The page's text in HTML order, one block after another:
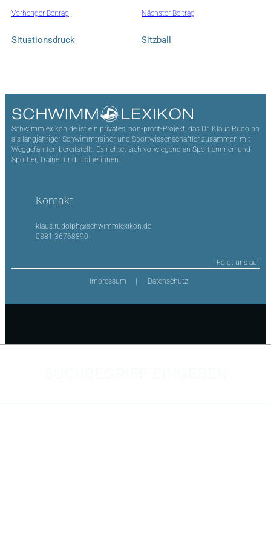
Vorheriger Beitrag
Situationsdruck
Nächster Beitrag
Sitzball
Schwimmlexikon.de ist ein privates, non-profit-Projekt, das Dr. Klaus Rudolph
als langjähriger Schwimmtrainer und Sportwissenschaftler zusammen mit
Weggefährten bereitstellt. Es richtet sich vorwiegend an Sportlerinnen und
Sportler, Trainer und Trainerinnen.
Kontakt
klaus.rudolph@schwimmlexikon.de
0381 36768890
Folgt uns auf
Impressum Datenschutz